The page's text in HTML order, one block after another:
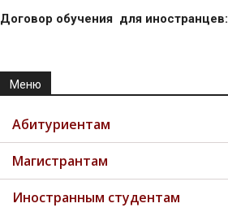
Договор обучения для
Меню
Абитуриентам
Магистрантам
Иностранным студентам